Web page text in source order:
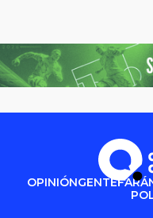
OPINIÓNGENTE